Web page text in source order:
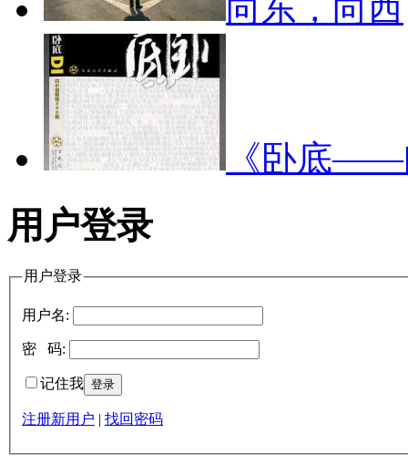
向东，向西
《卧底
用户登录
用户登录
用户名:
密 码:
记住我
注册新用户 | 找回密码